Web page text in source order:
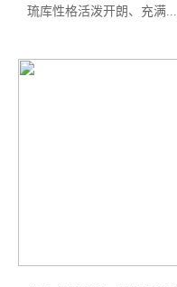
琉库性格活泼开朗、充满...